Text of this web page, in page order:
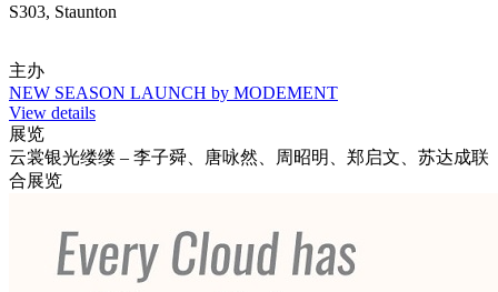
S303, Staunton
主办
NEW SEASON LAUNCH by MODEMENT
View details
展览
云裳银光缕缕 – 李子舜、唐咏然、周昭明、郑启文、苏达成联
合展览